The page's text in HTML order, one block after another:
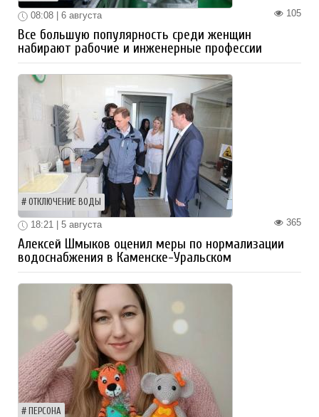
105
08:08 | 6 августа
Все большую популярность среди женщин
набирают рабочие и инженерные профессии
ОТКЛЮЧЕНИЕ ВОДЫ
365
18:21 | 5 августа
Алексей Шмыков оценил меры по нормализации
водоснабжения в Каменске-Уральском
ПЕРСОНА